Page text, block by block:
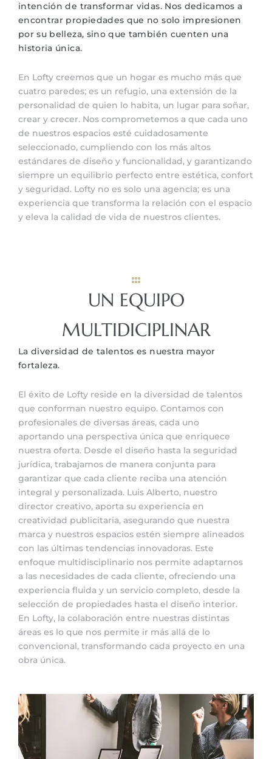
intención de transformar vidas. Nos dedicamos a
encontrar propiedades que no solo impresionen
por su belleza, sino que también cuenten una
historia única.
En Lofty creemos que un hogar es mucho más que
cuatro paredes; es un refugio, una extensión de la
personalidad de quien lo habita, un lugar para soñar,
crear y crecer. Nos comprometemos a que cada uno
de nuestros espacios esté cuidadosamente
seleccionado, cumpliendo con los más altos
estándares de diseño y funcionalidad, y garantizando
siempre un equilibrio perfecto entre estética, confort
y seguridad. Lofty no es solo una agencia; es una
experiencia que transforma la relación con el espacio
y eleva la calidad de vida de nuestros clientes.
UN EQUIPO
MULTIDICIPLINAR
La diversidad de talentos es nuestra mayor
fortaleza.
El éxito de Lofty reside en la diversidad de talentos
que conforman nuestro equipo. Contamos con
profesionales de diversas áreas, cada uno
aportando una perspectiva única que enriquece
nuestra oferta. Desde el diseño hasta la seguridad
jurídica, trabajamos de manera conjunta para
garantizar que cada cliente reciba una atención
integral y personalizada. Luis Alberto, nuestro
director creativo, aporta su experiencia en
creatividad publicitaria, asegurando que nuestra
marca y nuestros espacios estén siempre alineados
con las últimas tendencias innovadoras. Este
enfoque multidisciplinario nos permite adaptarnos
a las necesidades de cada cliente, ofreciendo una
experiencia fluida y un servicio completo, desde la
selección de propiedades hasta el diseño interior.
En Lofty, la colaboración entre nuestras distintas
áreas es lo que nos permite ir más allá de lo
convencional, transformando cada proyecto en una
obra única.